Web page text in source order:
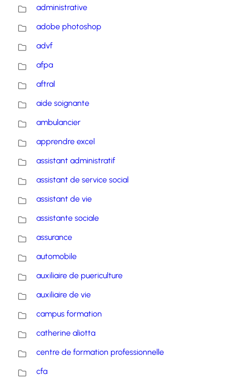
administrative
adobe photoshop
advf
afpa
aftral
aide soignante
ambulancier
apprendre excel
assistant administratif
assistant de service social
assistant de vie
assistante sociale
assurance
automobile
auxiliaire de puericulture
auxiliaire de vie
campus formation
catherine aliotta
centre de formation professionnelle
cfa